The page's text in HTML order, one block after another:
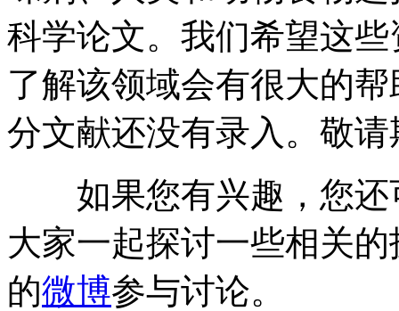
科学论文。我们希望这
了解该领域会有很大的
分文献还没有录入。敬请
如果您有兴趣，您还
大家一起探讨一些相关
的微博参与讨论。